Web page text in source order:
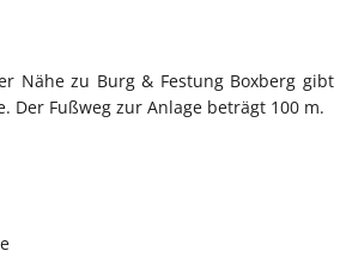
Nähe zu Burg & Festung Boxberg gibt
Der Fußweg zur Anlage beträgt 100 m.